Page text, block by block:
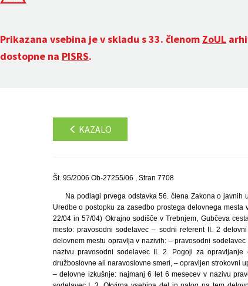
Prikazana vsebina je v skladu s 33. členom ZoUL
dostopne na PISRS.
KAZALO
Št. 95/2006 Ob-27255/06 , Stran 7708
Na podlagi prvega odstavka 56. člena Zakona o javnih
Uredbe o postopku za zasedbo prostega delovnega
22/04 in 57/04) Okrajno sodišče v Trebnjem, Gubčeva
mesto: pravosodni sodelavec – sodni referent II. 2
delovnem mestu opravlja v nazivih: – pravosodni
nazivu pravosodni sodelavec II. 2. Pogoji za
družboslovne ali naravoslovne smeri, – opravljen strokovni
– delovne izkušnje: najmanj 6 let 6 mesecev v nazivu